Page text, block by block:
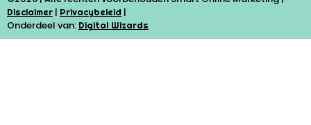
Disclaimer | Privacybeleid |
Onderdeel van: Digital Wizards